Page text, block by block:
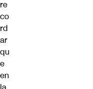
re
co
rd
ar
qu
e
en